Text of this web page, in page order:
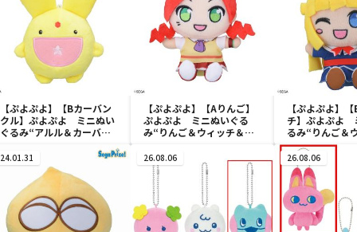
【ぷよぷよ】【Bカーバン
クル】ぷよぷよ ミニぬい
ぐるみ“アルル＆カーバン
【ぷよぷよ】【Aりんご】
ぷよぷよ ミニぬいぐる
み“りんご＆ウィッチ＆シ
【ぷよぷよ】
チ】ぷよぷよ
るみ“りんご＆
シェゾ”（EX）
24.01.31 26.08.06 26.08.06